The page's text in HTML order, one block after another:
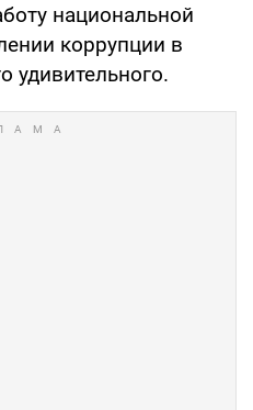
национальной
коррупции в
удивительного.